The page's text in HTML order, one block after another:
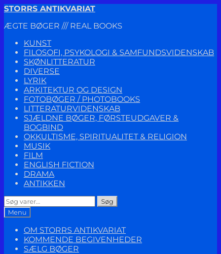
Spring
navigation
Spring
indhold
STORRS ANTIKVARIAT
ÆGTE BØGER /// REAL BOOKS
KUNST
FILOSOFI, PSYKOLOGI & SAMFUNDSVIDENSKAB
SKØNLITTERATUR
DIVERSE
LYRIK
ARKITEKTUR OG DESIGN
FOTOBØGER / PHOTOBOOKS
LITTERATURVIDENSKAB
SJÆLDNE BØGER, FØRSTEUDGAVER &
BOGBIND
OKKULTISME, SPIRITUALITET & RELIGION
MUSIK
FILM
ENGLISH FICTION
DRAMA
ANTIKKEN
Søg
efter:
Søg
Menu
OM STORRS ANTIKVARIAT
KOMMENDE BEGIVENHEDER
SÆLG BØGER